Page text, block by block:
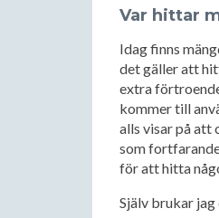
Var hittar
Idag finns
det gäller att
extra
kommer till
alls visar på att
som
för att hitta
Själv brukar